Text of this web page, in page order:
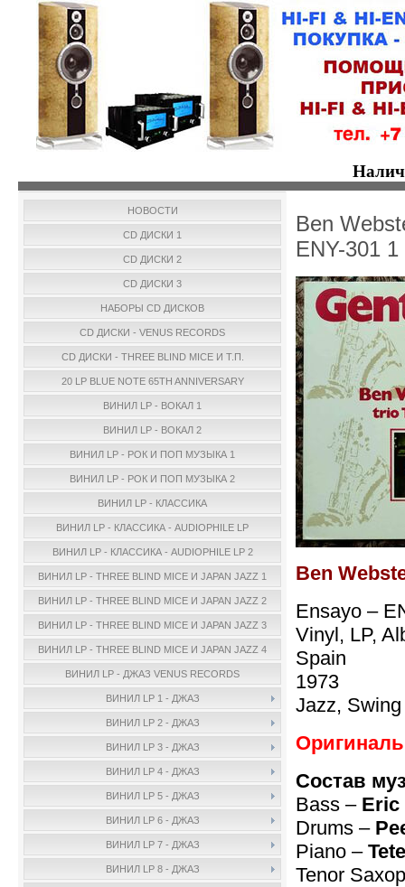
НОВОСТИ
CD ДИСКИ 1
CD ДИСКИ 2
CD ДИСКИ 3
НАБОРЫ CD ДИСКОВ
CD ДИСКИ - VENUS RECORDS
CD ДИСКИ - THREE BLIND MICE И Т.П.
20 LP BLUE NOTE 65TH ANNIVERSARY
ВИНИЛ LP - ВОКАЛ 1
ВИНИЛ LP - ВОКАЛ 2
ВИНИЛ LP - РОК И ПОП МУЗЫКА 1
ВИНИЛ LP - РОК И ПОП МУЗЫКА 2
ВИНИЛ LP - КЛАССИКА
ВИНИЛ LP - КЛАССИКА - AUDIOPHILE LP
ВИНИЛ LP - КЛАССИКА - AUDIOPHILE LP 2
ВИНИЛ LP - THREE BLIND MICE И JAPAN JAZZ 1
ВИНИЛ LP - THREE BLIND MICE И JAPAN JAZZ 2
ВИНИЛ LP - THREE BLIND MICE И JAPAN JAZZ 3
ВИНИЛ LP - THREE BLIND MICE И JAPAN JAZZ 4
ВИНИЛ LP - ДЖАЗ VENUS RECORDS
ВИНИЛ LP 1 - ДЖАЗ
ВИНИЛ LP 2 - ДЖАЗ
ВИНИЛ LP 3 - ДЖАЗ
ВИНИЛ LP 4 - ДЖАЗ
ВИНИЛ LP 5 - ДЖАЗ
ВИНИЛ LP 6 - ДЖАЗ
ВИНИЛ LP 7 - ДЖАЗ
ВИНИЛ LP 8 - ДЖАЗ
Ben
ENY-301
Ben
Ensayo –
Vinyl, LP,
Spain
1973
Jazz, Swing
Состав
Bass – Eric
Drums –
Piano –
Tenor